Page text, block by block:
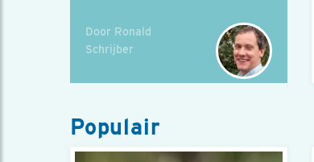
Door Ronald
Schrijber
Populair